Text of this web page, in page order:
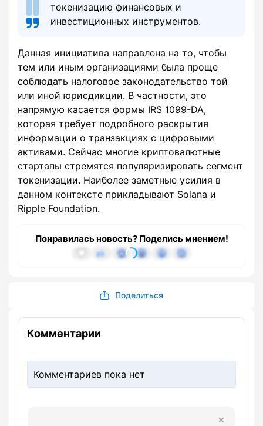
токенизацию финансовых и
инвестиционных инструментов.
Данная инициатива направлена на то, чтобы
тем или иным организациями была проще
соблюдать налоговое законодательство той
или иной юрисдикции. В частности, это
напрямую касается формы IRS 1099-DA,
которая требует подробного раскрытия
информации о транзакциях с цифровыми
активами. Сейчас многие криптовалютные
стартапы стремятся популяризировать сегмент
токенизации. Наиболее заметные усилия в
данном контексте прикладывают Solana и
Ripple Foundation.
Понравилась новость? Поделись мнением!
Поделиться
Комментарии
Комментариев пока нет